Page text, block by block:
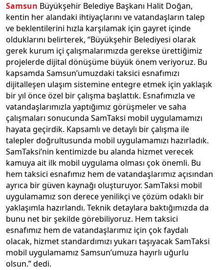
Samsun Büyükşehir Belediye Başkanı Halit Doğan,
kentin her alandaki ihtiyaçlarını ve vatandaşların talep
ve beklentilerini hızla karşılamak için gayret içinde
olduklarını belirterek, “Büyükşehir Belediyesi olarak
gerek kurum içi çalışmalarımızda gerekse ürettiğimiz
projelerde dijital dönüşüme büyük önem veriyoruz. Bu
kapsamda Samsun’umuzdaki taksici esnafımızı
dijitalleşen ulaşım sistemine entegre etmek için yaklaşık
bir yıl önce özel bir çalışma başlattık. Esnafımızla ve
vatandaşlarımızla yaptığımız görüşmeler ve saha
çalışmaları sonucunda SamTaksi mobil uygulamamızı
hayata geçirdik. Kapsamlı ve detaylı bir çalışma ile
talepler doğrultusunda mobil uygulamamızı hazırladık.
SamTaksi’nin kentimizde bu alanda hizmet verecek
kamuya ait ilk mobil uygulama olması çok önemli. Bu
hem taksici esnafımız hem de vatandaşlarımız açısından
ayrıca bir güven kaynağı oluşturuyor. SamTaksi mobil
uygulamamız son derece yenilikçi ve çözüm odaklı bir
yaklaşımla hazırlandı. Teknik detaylara baktığımızda da
bunu net bir şekilde görebiliyoruz. Hem taksici
esnafımız hem de vatandaşlarımız için çok faydalı
olacak, hizmet standardımızı yukarı taşıyacak SamTaksi
mobil uygulamamız Samsun’umuza hayırlı uğurlu
olsun.” dedi.